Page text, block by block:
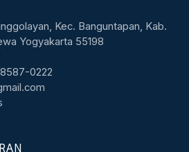
Kec. Banguntapan, Kab.
Yogyakarta 55198
0222